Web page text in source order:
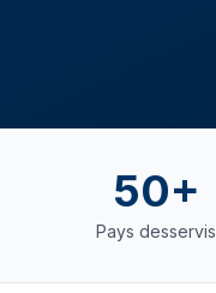
50+
Pays desservis